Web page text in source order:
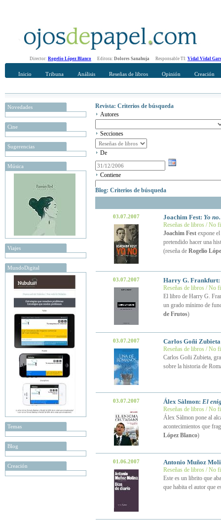
Director: Rogelio López Blanco Editora: Dolores Sanahuja Responsable TI: Vidal Vidal
Inicio Tribuna Análisis Reseñas de libros Opinión Creación
Novedades
Cine
Sugerencias
Música
Viajes
MundoDigital
Temas
Blog
Creación
Revista: Criterios de búsqueda
Autores
Secciones
De
Contiene
Blog: Criterios de búsqueda
03.07.2007 Joachim Fest: Yo
Reseñas de libros / No
Joachim Festexpone el
pretendido hacer una
(reseña de Rogelio
03.07.2007 Harry G. Frankfurt:
Reseñas de libros / No
El libro de Harry G.
un grado mínimo de
de Frutos)
03.07.2007 Carlos Goñi
Reseñas de libros / No
Carlos Goñi Zubieta,
sobre la historia de
03.07.2007 Álex Sàlmon: El
Reseñas de libros / No
Álex Sàlmon pone al
acontecimientos que
López Blanco)
01.06.2007 Antonio Muñoz
Reseñas de libros / No
Este es un librito que
que habita el autor que